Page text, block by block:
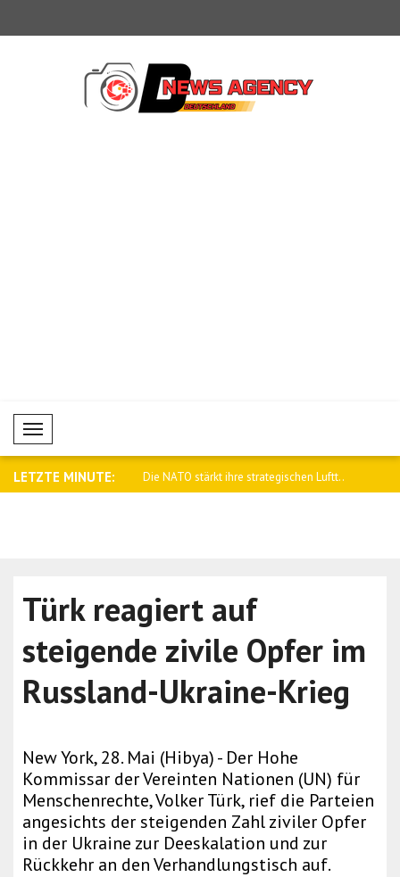
Mobil Menü
LETZTE MINUTE:
sinnlosen Gewalt gegen Die NATO stärkt ihre strategischen Luftt..
Türk reagiert auf
steigende zivile Opfer im
Russland-Ukraine-Krieg
New York, 28. Mai (Hibya) - Der Hohe
Kommissar der Vereinten Nationen (UN) für
Menschenrechte, Volker Türk, rief die Parteien
angesichts der steigenden Zahl ziviler Opfer
in der Ukraine zur Deeskalation und zur
Rückkehr an den Verhandlungstisch auf.